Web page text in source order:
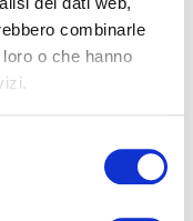
combinarle
o che hanno